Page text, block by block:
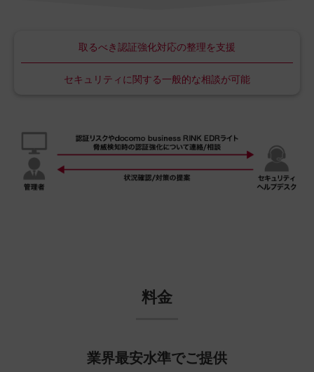
取るべき認証強化対応の整理を支援
セキュリティに関する一般的な相談が可能
料金
業界最安水準でご提供